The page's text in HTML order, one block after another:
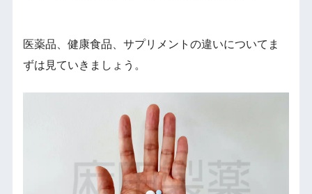
医薬品、健康食品、サプリメントの違いについてま
ずは見ていきましょう。